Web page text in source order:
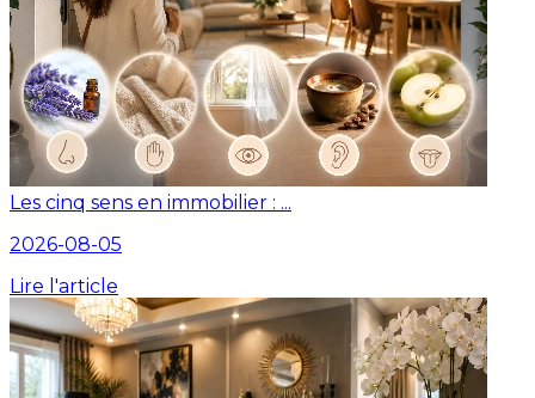
Les cinq sens en immobilier : ...
2026-08-05
Lire l'article